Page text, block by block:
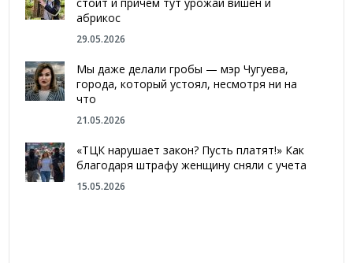
абрикос
29.05.2026
Мы даже делали гробы — мэр Чугуева,
города, который устоял, несмотря ни на
что
21.05.2026
«ТЦК нарушает закон? Пусть платят!» Как
благодаря штрафу женщину сняли с учета
15.05.2026